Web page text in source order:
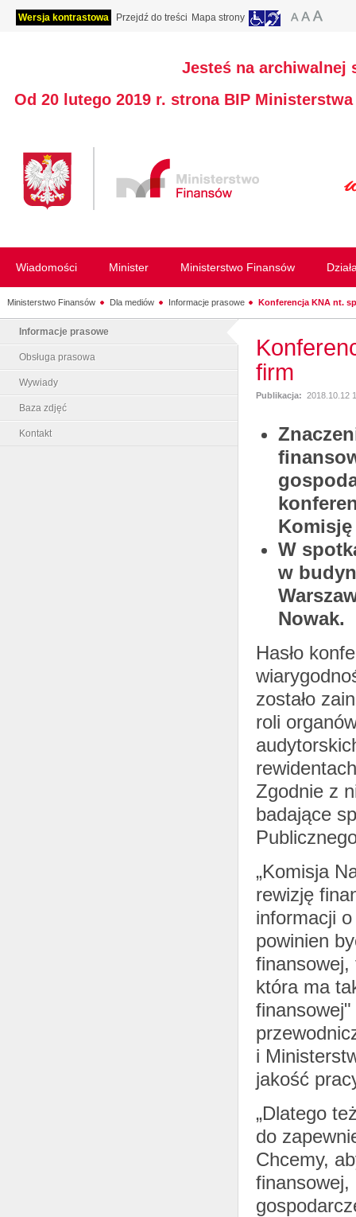
Wersja kontrastowa Przejdź do treści Mapa strony
Jesteś na archiwalnej
Od 20 lutego 2019 r. strona BIP
Wiadomości Minister Ministerstwo Finansów
Ministerstwo Finansów Dla mediów Informacje prasowe Konferencja KNA nt.
Informacje prasowe
Obsługa prasowa
Wywiady
Baza zdjęć
Kontakt
firm
Publikacja: 2018.10.12
W
w
Nowak.
Hasło
zostało
roli
Zgodnie z
badające
„Komisja
rewizję
informacji
powinien
która ma
finansowej"
i
jakość
„Dlatego
do
Chcemy,